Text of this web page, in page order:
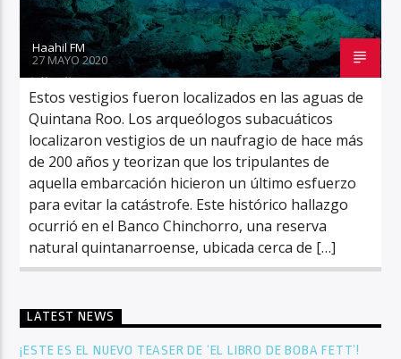
Haahil FM
27 MAYO 2020
Estos vestigios fueron localizados en las aguas de
Quintana Roo. Los arqueólogos subacuáticos
localizaron vestigios de un naufragio de hace más
de 200 años y teorizan que los tripulantes de
aquella embarcación hicieron un último esfuerzo
para evitar la catástrofe. Este histórico hallazgo
ocurrió en el Banco Chinchorro, una reserva
natural quintanarroense, ubicada cerca de […]
LATEST NEWS
¡ESTE ES EL NUEVO TEASER DE ‘EL LIBRO DE BOBA FETT’!